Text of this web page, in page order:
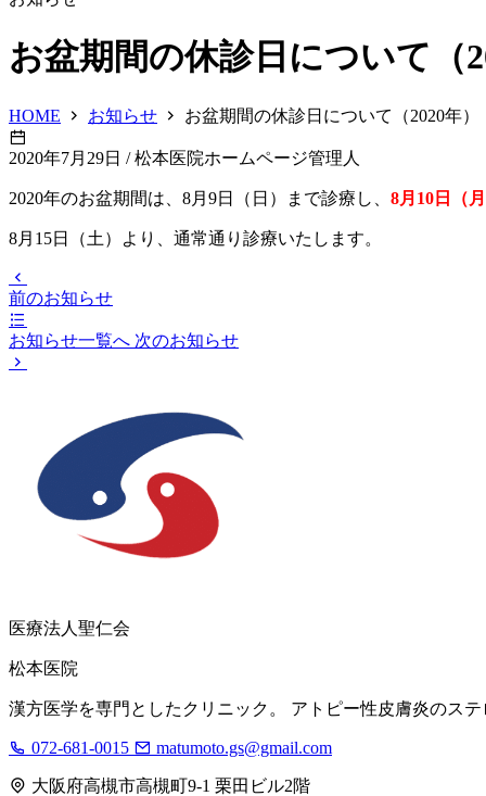
お盆期間の休診日について（
HOME お知らせ お盆期間の休診日について（2020年）
2020年7月29日 / 松本医院ホームページ管理人
2020年のお盆期間は、8月9日（日）まで診療し、 8月10日（
8月15日（土）より、通常通り診療いたします。
前のお知らせ
お知らせ一覧へ 次のお知らせ
医療法人聖仁会
松本医院
漢方医学を専門としたクリニック。 アトピー性皮膚炎のス
072-681-0015 matumoto.gs@gmail.com
大阪府高槻市高槻町9-1 栗田ビル2階